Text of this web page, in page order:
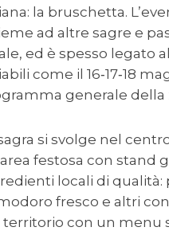
la bruschetta.
ad altre sagre e
ed è spesso legato
come il 16‑17‑18
generale della
si svolge nel
festosa con
locali di qualità:
fresco e altri
territorio con un menu